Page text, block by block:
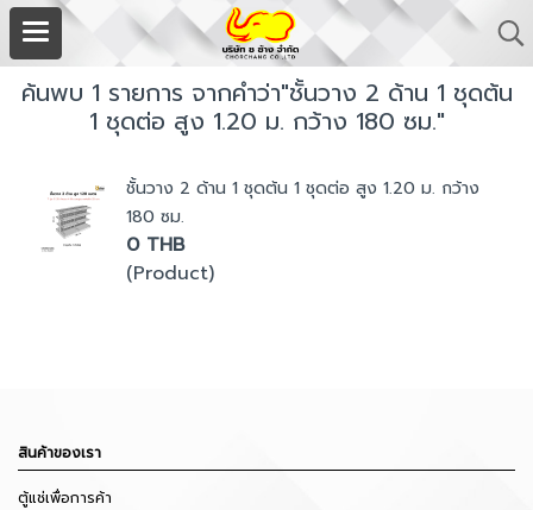
ค้นพบ 1 รายการ จากคำว่า"ชั้นวาง 2 ด้าน 1 ชุดต้น
1 ชุดต่อ สูง 1.20 ม. กว้าง 180 ซม."
ชั้นวาง 2 ด้าน 1 ชุดต้น 1 ชุดต่อ สูง 1.20 ม. กว้าง
180 ซม.
0 THB
(Product)
สินค้าของเรา
ตู้แช่เพื่อการค้า